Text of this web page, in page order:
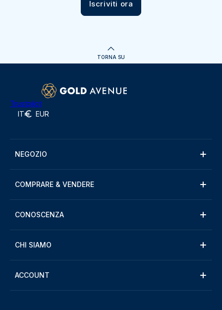
Iscriviti ora
TORNA SU
Trustpilot
IT EUR
NEGOZIO
COMPRARE & VENDERE
CONOSCENZA
CHI SIAMO
ACCOUNT